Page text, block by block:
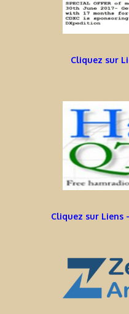
Cliquez sur
Cliquez sur Liens